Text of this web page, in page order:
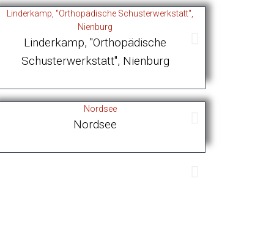
Raiffeisenmarkt Stolzenau
Linderkamp, "Orthopädische
Schusterwerkstatt", Nienburg
Fachwerkhaus/Terasse
Mexico
Nordsee